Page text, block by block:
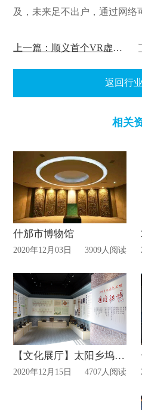
及，未来足不出户，通过网络
上一篇：顺义首个VR虚拟展馆-网络乡愁博物馆上线
返回行
相关
什邡市博物馆
2020年12月03日 3909人阅读
【文化展厅】太阳乡坞堆村乡村文化记忆展馆！
2020年12月15日 4707人阅读